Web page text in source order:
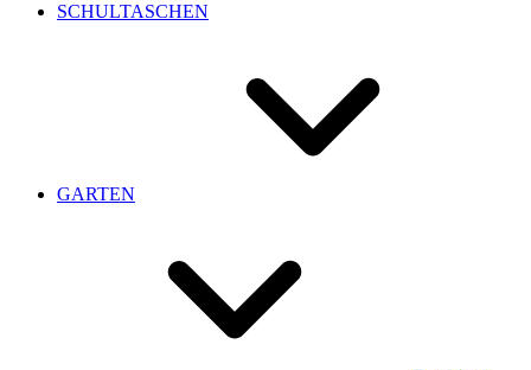
SCHULTASCHEN
GARTEN